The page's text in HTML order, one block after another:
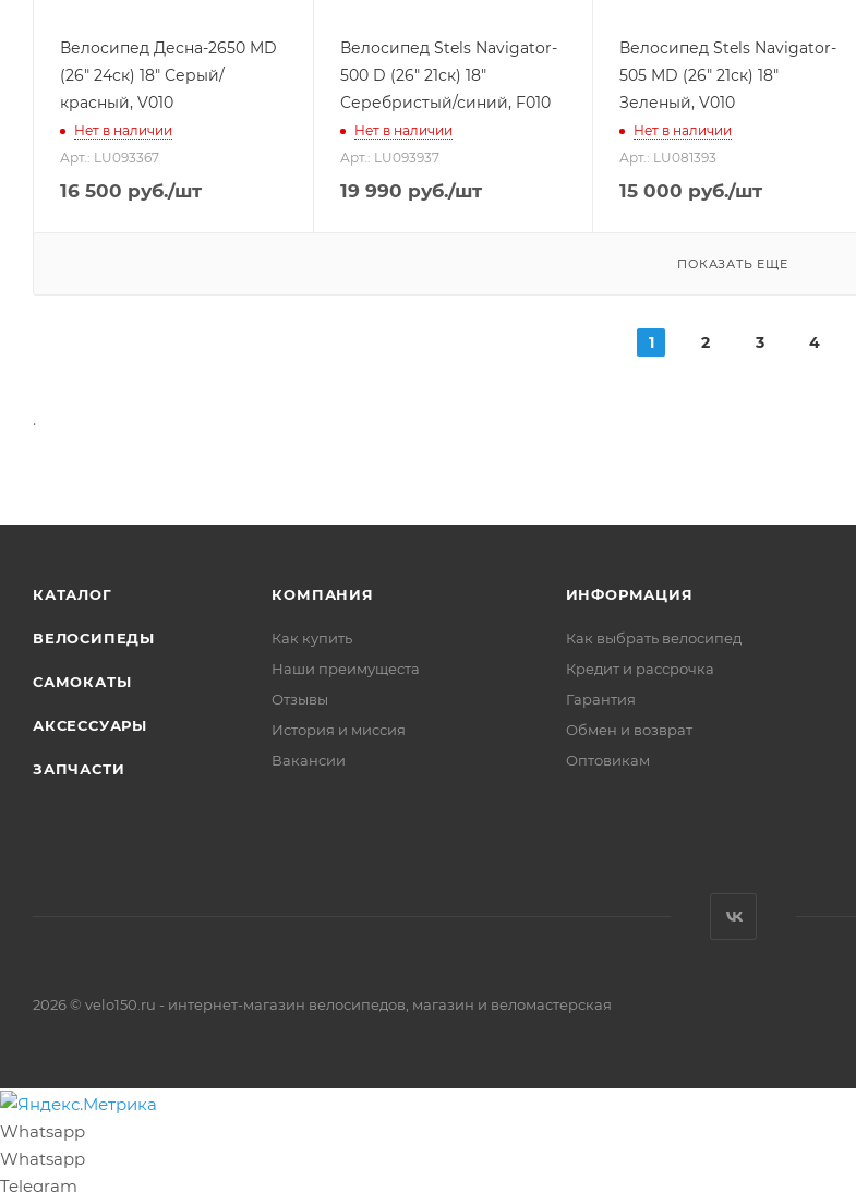
Велосипед Десна-2650 MD
(26" 24ск) 18" Серый/
красный, V010
Нет в наличии
Арт.: LU093367
16 500 руб./шт
Велосипед Stels Navigator-
500 D (26" 21ск) 18"
Серебристый/синий, F010
Нет в наличии
Арт.: LU093937
19 990 руб./шт
Велосипед Stels Navigator-
505 MD (26" 21ск) 18"
Зеленый, V010
Нет в наличии
Арт.: LU081393
15 000 руб./шт
ПОКАЗАТЬ ЕЩЕ
1 2 3 4
.
КАТАЛОГ
ВЕЛОСИПЕДЫ
САМОКАТЫ
АКСЕССУАРЫ
ЗАПЧАСТИ
КОМПАНИЯ
Как купить
Наши преимущеста
Отзывы
История и миссия
Вакансии
ИНФОРМАЦИЯ
Как выбрать велосипед
Кредит и рассрочка
Гарантия
Обмен и возврат
Оптовикам
2026 © velo150.ru - интернет-магазин велосипедов, магазин и веломастерская
Whatsapp
Whatsapp
Telegram